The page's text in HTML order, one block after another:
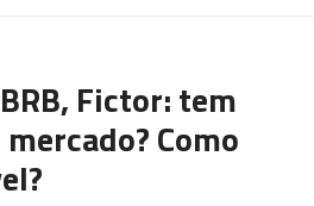
Fictor: tem
Como